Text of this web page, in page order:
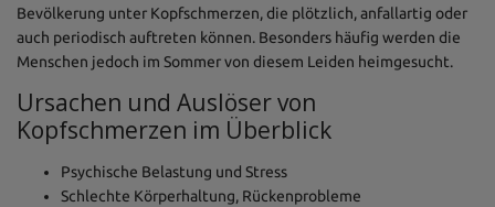
Bevölkerung unter Kopfschmerzen, die plötzlich, anfallartig oder
auch periodisch auftreten können. Besonders häufig werden die
Menschen jedoch im Sommer von diesem Leiden heimgesucht.
Ursachen und Auslöser von
Kopfschmerzen im Überblick
Psychische Belastung und Stress
Schlechte Körperhaltung, Rückenprobleme